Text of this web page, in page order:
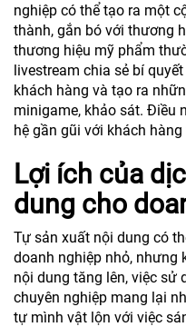
nghiệp có thể tạo ra một
thành, gắn bó với thương
thương hiệu mỹ phẩm
livestream chia sẻ bí
khách hàng và tạo ra
minigame, khảo sát. Điều
hệ gần gũi với khách
Lợi ích của
dung cho
Tự sản xuất nội dung có
doanh nghiệp nhỏ, nhưng
nội dung tăng lên, việc sử
chuyên nghiệp mang lại
tự mình vật lộn với việc